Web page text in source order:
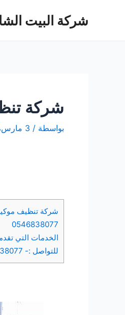
شركة البيت
شركة
بواسطة / 3 مارس، 2017
شركة تنظيف
0546838077
الخدمات التي
للتواصل :- 0546838077